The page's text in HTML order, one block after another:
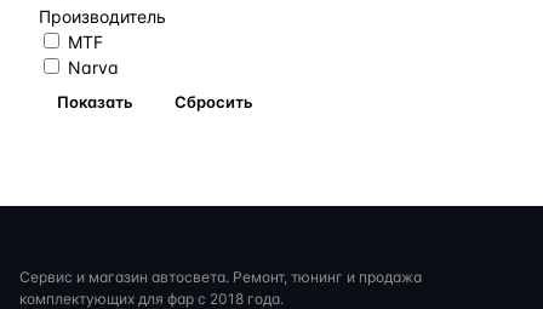
Производитель
MTF
Narva
Сервис и магазин автосвета. Ремонт, тюнинг и продажа
комплектующих для фар с 2018 года.